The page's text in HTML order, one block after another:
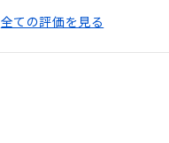
全ての評価を見る